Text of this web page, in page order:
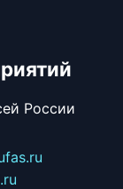
России
fas.ru